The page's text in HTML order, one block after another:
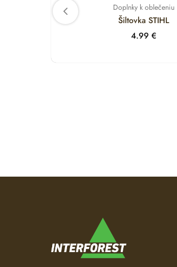
Doplnky k oblečeniu
Šiltovka STIHL
4.99 €